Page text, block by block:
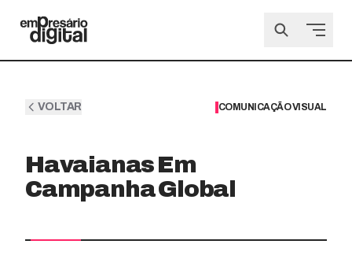
VOLTAR COMUNICAÇÃO VISUAL
Havaianas Em
Campanha Global